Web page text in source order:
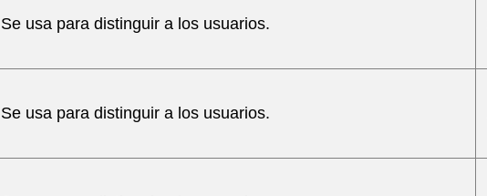
Se usa para distinguir a los usuarios.
Se usa para distinguir a los usuarios.